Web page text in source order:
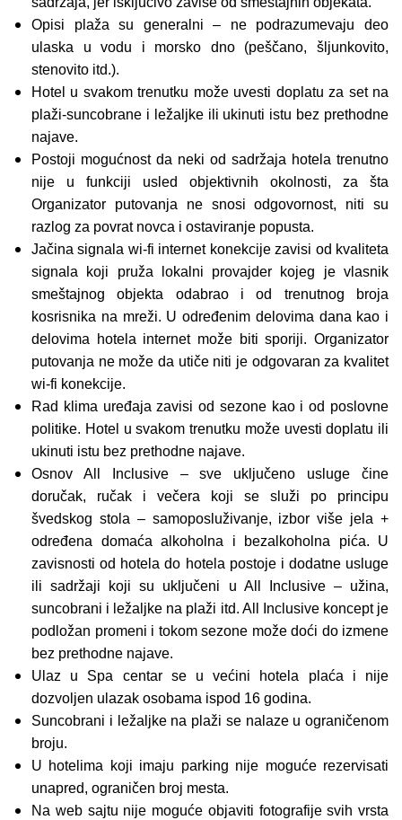
Opisi plaža su generalni – ne podrazumevaju deo
ulaska u vodu i morsko dno (peščano, šljunkovito,
stenovito itd.).
Hotel u svakom trenutku može uvesti doplatu za set na
plaži-suncobrane i ležaljke ili ukinuti istu bez prethodne
najave.
Postoji mogućnost da neki od sadržaja hotela trenutno
nije u funkciji usled objektivnih okolnosti, za šta
Organizator putovanja ne snosi odgovornost, niti su
razlog za povrat novca i ostaviranje popusta.
Jačina signala wi-fi internet konekcije zavisi od kvaliteta
signala koji pruža lokalni provajder kojeg je vlasnik
smeštajnog objekta odabrao i od trenutnog broja
kosrisnika na mreži. U određenim delovima dana kao i
delovima hotela internet može biti sporiji. Organizator
putovanja ne može da utiče niti je odgovaran za kvalitet
wi-fi konekcije.
Rad klima uređaja zavisi od sezone kao i od poslovne
politike. Hotel u svakom trenutku može uvesti doplatu ili
ukinuti istu bez prethodne najave.
Osnov All Inclusive – sve uključeno usluge čine
doručak, ručak i večera koji se služi po principu
švedskog stola – samoposluživanje, izbor više jela +
određena domaća alkoholna i bezalkoholna pića. U
zavisnosti od hotela do hotela postoje i dodatne usluge
ili sadržaji koji su uključeni u All Inclusive – užina,
suncobrani i ležaljke na plaži itd. All Inclusive koncept je
podložan promeni i tokom sezone može doći do izmene
bez prethodne najave.
Ulaz u Spa centar se u većini hotela plaća i nije
dozvoljen ulazak osobama ispod 16 godina.
Suncobrani i ležaljke na plaži se nalaze u ograničenom
broju.
U hotelima koji imaju parking nije moguće rezervisati
unapred, ograničen broj mesta.
Na web sajtu nije moguće objaviti fotografije svih vrsta